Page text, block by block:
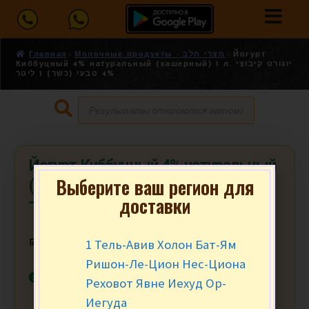
Главная Молочные продукты - מצרי חלב
Йогурт
Киббуцный 4% натуральный (кашерный) 1 л. יוגורט קיבוצי
4% טבעי (כשר) 1 ליטר
Йогурт Киббуцный 4% натуральный
(кашерный) 1 л. יוגורט קיבוצי 4%
טבעי (כשר) 1 ליטר
₪ 21.90 за шт.
В наличии
Выберите ваш регион для
доставки
1 Тель-Авив Холон Бат-Ям
Ришон-Ле-Цион Нес-Циона
Реховот Явне Иехуд Ор-
Иегуда